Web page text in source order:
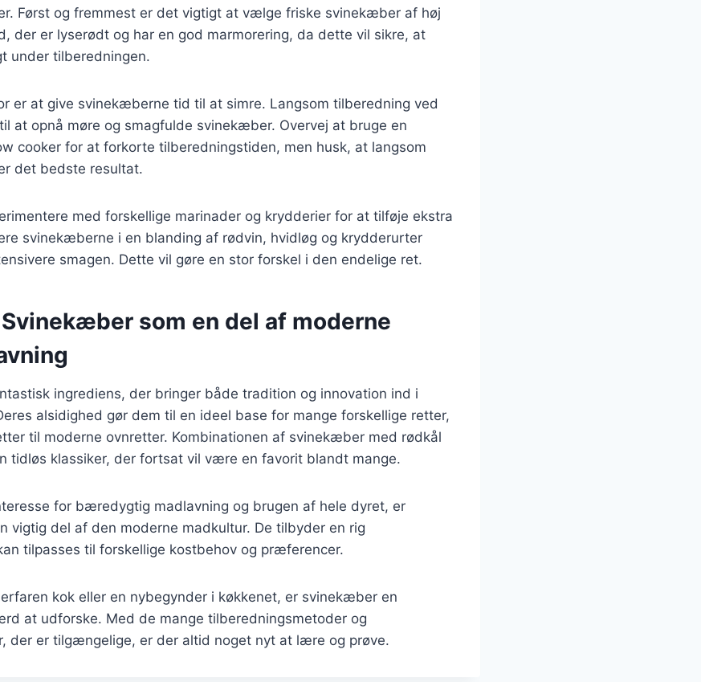
Først og fremmest er det vigtigt at vælge friske svinekæber af høj
der er lyserødt og har en god marmorering, da dette vil sikre, at
under tilberedningen.
er at give svinekæberne tid til at simre. Langsom tilberedning ved
at opnå møre og smagfulde svinekæber. Overvej at bruge en
cooker for at forkorte tilberedningstiden, men husk, at langsom
det bedste resultat.
med forskellige marinader og krydderier for at tilføje ekstra
svinekæberne i en blanding af rødvin, hvidløg og krydderurter
smagen. Dette vil gøre en stor forskel i den endelige ret.
som en del af moderne
ingrediens, der bringer både tradition og innovation ind i
alsidighed gør dem til en ideel base for mange forskellige retter,
til moderne ovnretter. Kombinationen af svinekæber med rødkål
tidløs klassiker, der fortsat vil være en favorit blandt mange.
for bæredygtig madlavning og brugen af hele dyret, er
vigtig del af den moderne madkultur. De tilbyder en rig
tilpasses til forskellige kostbehov og præferencer.
kok eller en nybegynder i køkkenet, er svinekæber en
at udforske. Med de mange tilberedningsmetoder og
der er tilgængelige, er der altid noget nyt at lære og prøve.